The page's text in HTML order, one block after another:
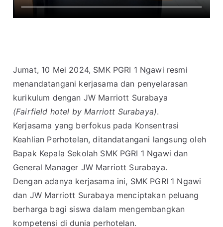
Jumat, 10 Mei 2024, SMK PGRI 1 Ngawi resmi
menandatangani kerjasama dan penyelarasan
kurikulum dengan JW Marriott Surabaya
(Fairfield hotel by Marriott Surabaya).
Kerjasama yang berfokus pada Konsentrasi
Keahlian Perhotelan, ditandatangani langsung oleh
Bapak Kepala Sekolah SMK PGRI 1 Ngawi dan
General Manager JW Marriott Surabaya.
Dengan adanya kerjasama ini, SMK PGRI 1 Ngawi
dan JW Marriott Surabaya menciptakan peluang
berharga bagi siswa dalam mengembangkan
kompetensi di dunia perhotelan.